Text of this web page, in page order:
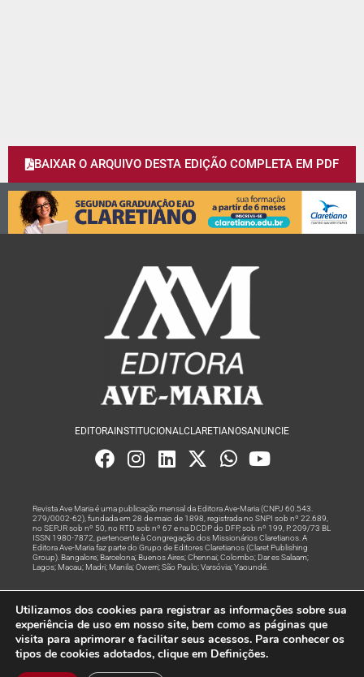
BAIXAR O ARQUIVO DESTA EDIÇÃO COMPLETA EM PDF
EDITORA INSTITUCIONALCLARETIANOSANUNCIE
Revista Ave Maria é uma publicação mensal da Editora Ave-Maria (CNPJ 60.543.
279/0002-62), fundada em 28 de maio de 1898, registrada no SNPI sob nº 22.689,
no SEPJR sob nº 50, no RTD sob nº 67 e na DCDP do DFP, sob nº 199, P. 209/73 BL
ISSN 1980-7872, pertencente à Congregação dos Missionários Claretianos. A
Editora Ave-Maria faz parte do Grupo de Editores Claretianos (Claret Publishing
Group). Bangalore; Barcelona; Buenos Aires; Chennai; Colombo; Dar es Salaam;
Lagos; Macau; Madri; Manila; Owerri; São Paulo; Varsóvia; Yaoundé.
Rede
© Todos os Direitos Reservados
Utilizamos dos cookies para registrar as informações sobre sua
experiência de uso em nosso site, bem como as páginas que
visita para aprimorar e facilitar seus acessos. Para conhecer os
tipos de cookies adotados, clique em Definições.